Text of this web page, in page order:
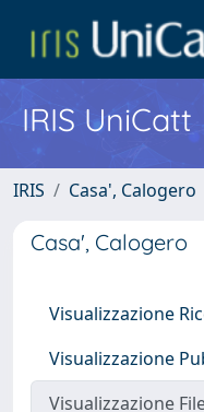
IRIS UniCatt
IRIS Casa', Calogero
Casa', Calogero
Visualizzazione
Visualizzazione
Visualizzazione